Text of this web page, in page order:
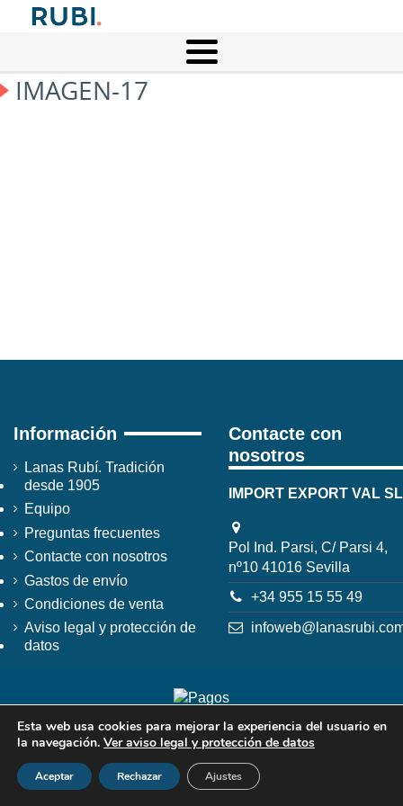
IMAGEN-17
Información
Lanas Rubí. Tradición
desde 1905
Equipo
Preguntas frecuentes
Contacte con nosotros
Gastos de envío
Condiciones de venta
Aviso legal y protección de
datos
Contacte con
nosotros
IMPORT EXPORT VAL SL
Pol Ind. Parsi, C/ Parsi 4,
nº10 41016 Sevilla
+34 955 15 55 49
Esta web usa cookies para mejorar la experiencia del usuario en
la navegación. Ver aviso legal y protección de datos
Aceptar Rechazar Ajustes